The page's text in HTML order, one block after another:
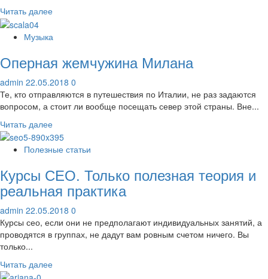
Читать далееПрочитать
о
фольгированные
шары
для
праздников
Музыка
Оперная жемчужина Милана
admin 22.05.2018 0
Те, кто отправляются в путешествия по Италии, не раз задаются
вопросом, а стоит ли вообще посещать север этой страны. Вне...
Читать далееПрочитать
больше
о
жемчужина
Милана
Полезные статьи
Курсы СЕО. Только полезная теория и
реальная практика
admin 22.05.2018 0
Курсы сео, если они не предполагают индивидуальных занятий, а
проводятся в группах, не дадут вам ровным счетом ничего. Вы
только...
Читать далееПрочитать